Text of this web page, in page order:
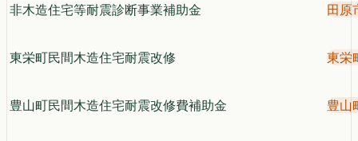
非木造住宅等耐震診断事業補助金 田原
東栄町民間木造住宅耐震改修 東栄
豊山町民間木造住宅耐震改修費補助金 豊山